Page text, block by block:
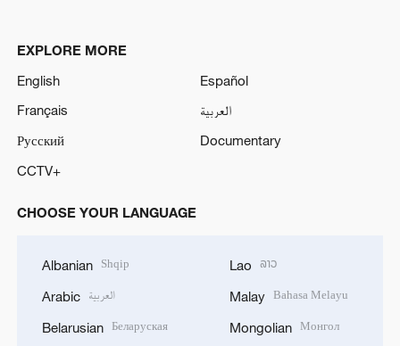
EXPLORE MORE
English
Español
Français
العربية
Русский
Documentary
CCTV+
CHOOSE YOUR LANGUAGE
Albanian Shqip
Arabic العربية
Belarusian Беларуская
Lao ລາວ
Malay Bahasa Melayu
Mongolian Монгол